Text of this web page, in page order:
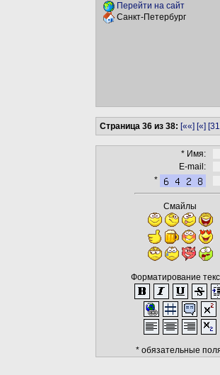
Перейти на сайт
Санкт-Петербург
Страница 36 из 38: [««] [«]
* Имя:
E-mail:
*
Смайлы
Форматирование
* обязательные